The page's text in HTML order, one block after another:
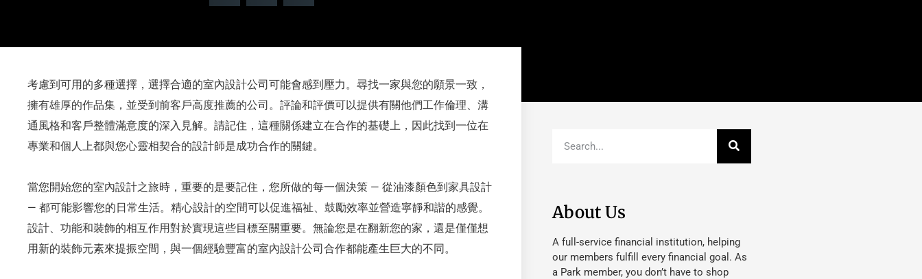
考慮到可用的多種選擇，選擇合適的室內設計公司可能會感到壓力。尋找一家與您的願景一致，
擁有雄厚的作品集，並受到前客戶高度推薦的公司。評論和評價可以提供有關他們工作倫理、溝
通風格和客戶整體滿意度的深入見解。請記住，這種關係建立在合作的基礎上，因此找到一位在
專業和個人上都與您心靈相契合的設計師是成功合作的關鍵。
當您開始您的室內設計之旅時，重要的是要記住，您所做的每一個決策 — 從油漆顏色到家具設計
— 都可能影響您的日常生活。精心設計的空間可以促進福祉、鼓勵效率並營造寧靜和諧的感覺。
設計、功能和裝飾的相互作用對於實現這些目標至關重要。無論您是在翻新您的家，還是僅僅想
用新的裝飾元素來提振空間，與一個經驗豐富的室內設計公司合作都能產生巨大的不同。
About Us
A full-service financial institution, helping
our members fulfill every financial goal. As
a Park member, you don’t have to shop